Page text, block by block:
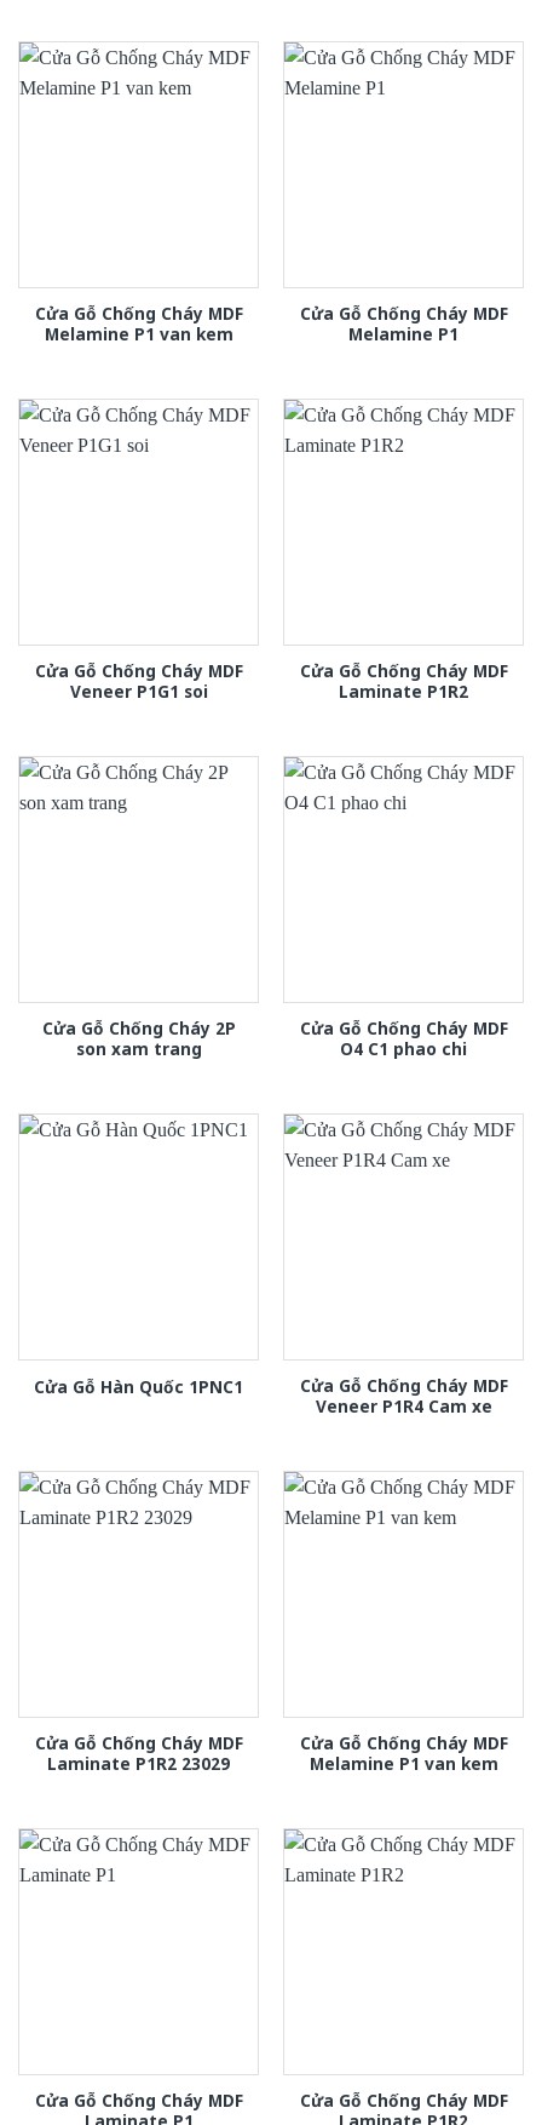
Cửa Gỗ Chống Cháy MDF
Melamine P1 van kem
Cửa Gỗ Chống Cháy MDF
Melamine P1
Cửa Gỗ Chống Cháy MDF
Veneer P1G1 soi
Cửa Gỗ Chống Cháy MDF
Laminate P1R2
Cửa Gỗ Chống Cháy 2P
son xam trang
Cửa Gỗ Chống Cháy MDF
O4 C1 phao chi
Cửa Gỗ Hàn Quốc 1PNC1
Cửa Gỗ Chống Cháy MDF
Veneer P1R4 Cam xe
Cửa Gỗ Chống Cháy MDF
Laminate P1R2 23029
Cửa Gỗ Chống Cháy MDF
Melamine P1 van kem
Cửa Gỗ Chống Cháy MDF
Cửa Gỗ Chống Cháy MDF